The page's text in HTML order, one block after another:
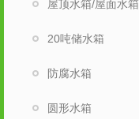
屋顶水箱/屋面水箱
20吨储水箱
防腐水箱
圆形水箱